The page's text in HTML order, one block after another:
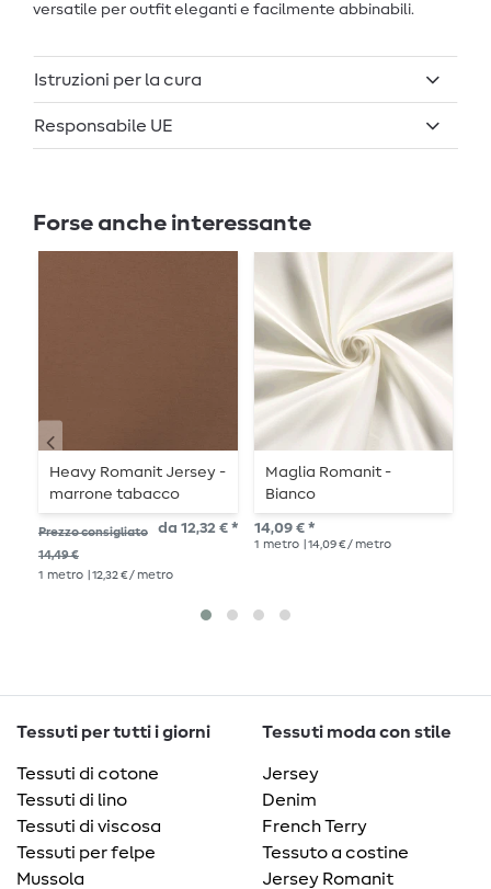
versatile per outfit eleganti e facilmente abbinabili.
Istruzioni per la cura
Responsabile UE
Forse anche interessante
Heavy Romanit Jersey -
marrone tabacco
Prezzo consigliato
14,49 €
da 12,32 € *
1 metro | 12,32 € / metro
Maglia Romanit -
Bianco
14,09 € *
1 metro | 14,09 € / metro
Tessuti per tutti i giorni
Tessuti di cotone
Tessuti di lino
Tessuti di viscosa
Tessuti per felpe
Mussola
Tessuti moda con stile
Jersey
Denim
French Terry
Tessuto a costine
Jersey Romanit